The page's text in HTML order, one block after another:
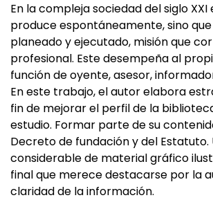
En la compleja sociedad del siglo XXI
produce espontáneamente, sino
planeado y ejecutado, misión que
profesional. Este desempeña al
función de oyente, asesor,
En este trabajo, el autor elabora
fin de mejorar el perfil de la
estudio. Formar parte de su
Decreto de fundación y del Estatuto.
considerable de material gráfico
final que merece destacarse por la
claridad de la información.